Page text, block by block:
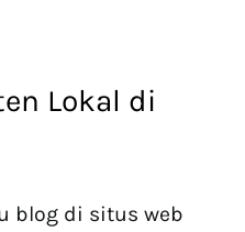
Lokal di
blog di situs web